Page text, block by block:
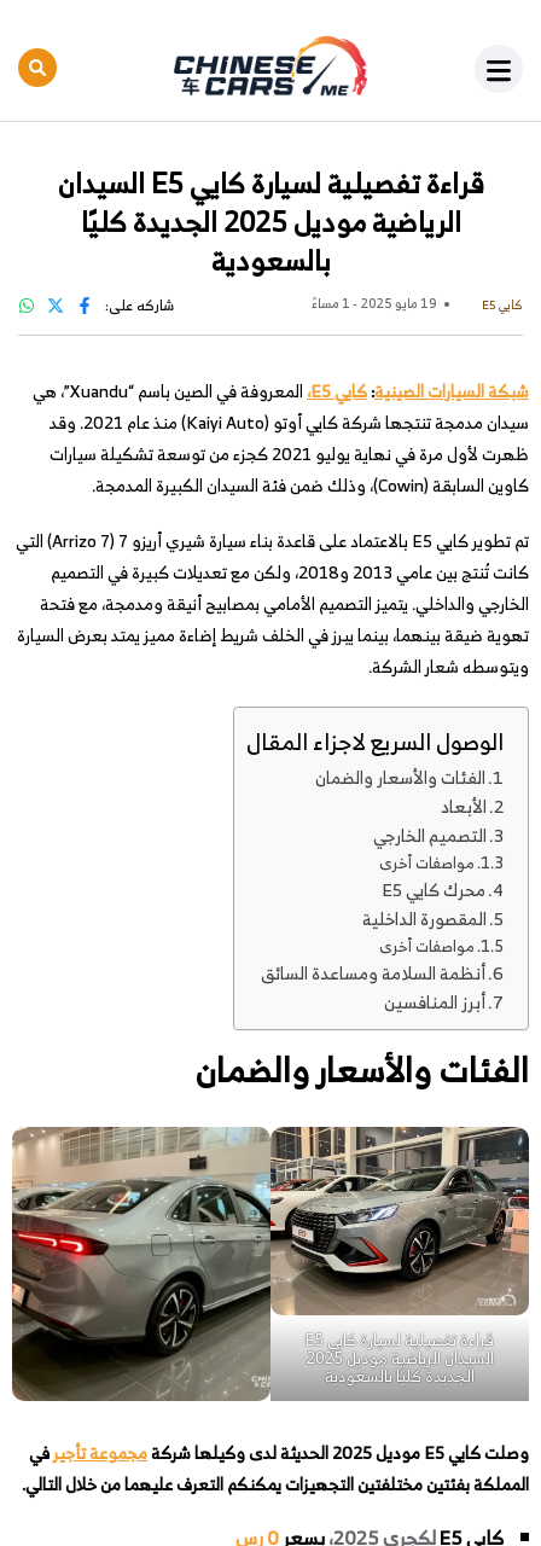
قراءة تفصيلية لسيارة كايي E5 السيدان
الرياضية موديل 2025 الجديدة كليًا
بالسعودية
كايي E5 19 مايو 2025 - 1 مساءً شاركه على:
شبكة السيارات الصينية:كايي E5،
المعروفة في الصين باسم “Xuandu”، هي
سيدان مدمجة تنتجها شركة كايي أوتو (Kaiyi Auto) منذ عام 2021. وقد
ظهرت لأول مرة في نهاية يوليو 2021 كجزء من توسعة تشكيلة سيارات
كاوين السابقة (Cowin)، وذلك ضمن فئة السيدان الكبيرة المدمجة.
تم تطوير كايي E5 بالاعتماد على قاعدة بناء سيارة شيري أريزو 7 (Arrizo 7) التي
كانت تُنتج بين عامي 2013 و2018، ولكن مع تعديلات كبيرة في التصميم
الخارجي والداخلي. يتميز التصميم الأمامي بمصابيح أنيقة ومدمجة، مع فتحة
تهوية ضيقة بينهما، بينما يبرز في الخلف شريط إضاءة مميز يمتد بعرض السيارة
ويتوسطه شعار الشركة.
الوصول السريع لاجزاء المقال
الفئات والأسعار والضمان
الأبعاد
التصميم الخارجي
مواصفات أخرى
محرك كايي E5
المقصورة الداخلية
مواصفات أخرى
أنظمة السلامة ومساعدة السائق
أبرز المنافسين
الفئات والأسعار والضمان
قراءة تفصيلية لسيارة كايي E5
السيدان الرياضية موديل 2025
الجديدة كليًا بالسعودية
وصلت كايي E5 موديل 2025 الحديثة لدى وكيلها شركة مجموعة تأجيرفي
المملكة بفئتين مختلفتين التجهيزات يمكنكم التعرف عليهما من خلال التالي.
كايي E5 لكجري 2025، بسعر0 رس